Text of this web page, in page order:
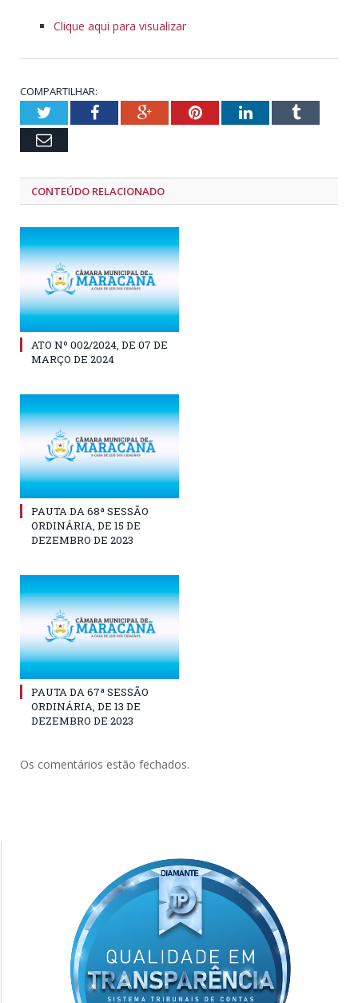
Clique aqui para visualizar
COMPARTILHAR:
TwitterFacebookGoogle+PinterestLinkedInTumblr
Email
CONTEÚDO RELACIONADO
ATO Nº 002/2024, DE 07 DE
MARÇO DE 2024
PAUTA DA 68ª SESSÃO
ORDINÁRIA, DE 15 DE
DEZEMBRO DE 2023
PAUTA DA 67ª SESSÃO
ORDINÁRIA, DE 13 DE
DEZEMBRO DE 2023
Os comentários estão fechados.